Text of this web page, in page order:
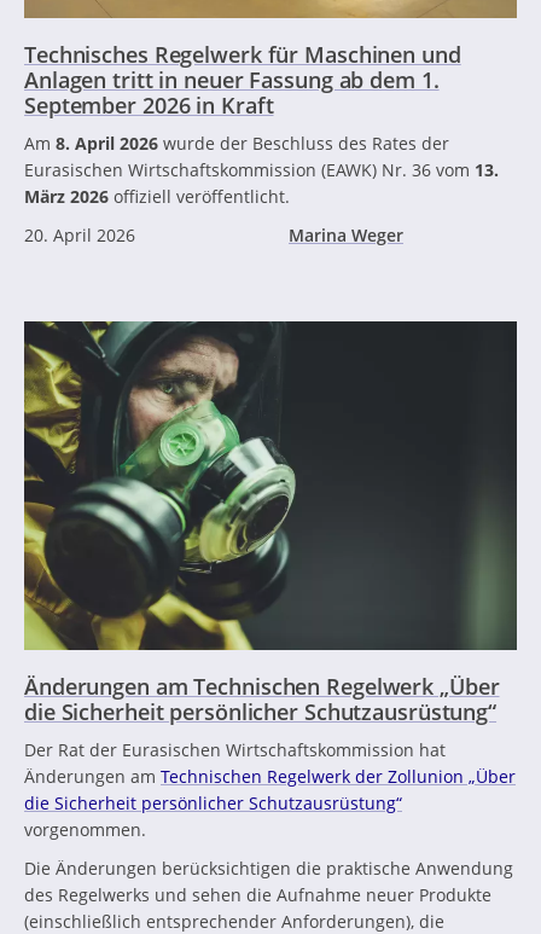
Technisches Regelwerk für Maschinen und
Anlagen tritt in neuer Fassung ab dem 1.
September 2026 in Kraft
Am 8. April 2026 wurde der Beschluss des Rates der
Eurasischen Wirtschaftskommission (EAWK) Nr. 36 vom 13.
März 2026 offiziell veröffentlicht.
20. April 2026
Marina Weger
Änderungen am Technischen Regelwerk „Über
die Sicherheit persönlicher Schutzausrüstung“
Der Rat der Eurasischen Wirtschaftskommission hat
Änderungen am Technischen Regelwerk der Zollunion „Über
die Sicherheit persönlicher Schutzausrüstung“
vorgenommen.
Die Änderungen berücksichtigen die praktische Anwendung
des Regelwerks und sehen die Aufnahme neuer Produkte
(einschließlich entsprechender Anforderungen), die